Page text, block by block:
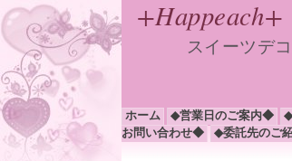
+Happeach+
スイーツデ
ホーム ◆営業日のご案内◆
お問い合わせ◆
◆委託先のご